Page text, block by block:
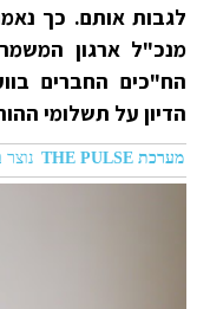
לגבות אותם. כך
מנכ"ל ארגון
הח"כים החברים
הדיון על תשלומי
מערכת THE PULSE נוצר ב 18.07.2016